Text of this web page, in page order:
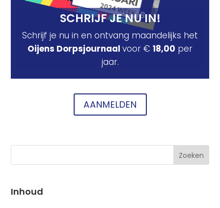
SCHRIJF JE NU IN!
Schrijf je nu in en ontvang maandelijks het
Oijens Dorpsjournaal voor € 18,00 per
jaar.
AANMELDEN
Zoeken
Inhoud